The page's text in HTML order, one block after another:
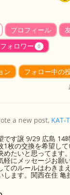
プロフィール
フォロワー 0
ン フォロー中の
a new post, KAT-
です譲 9/29 広島 14
1枚の交換を希望し
めたいと思ってます
軽にメッセージお願
てのルールはわきま
します。関西在住 亀